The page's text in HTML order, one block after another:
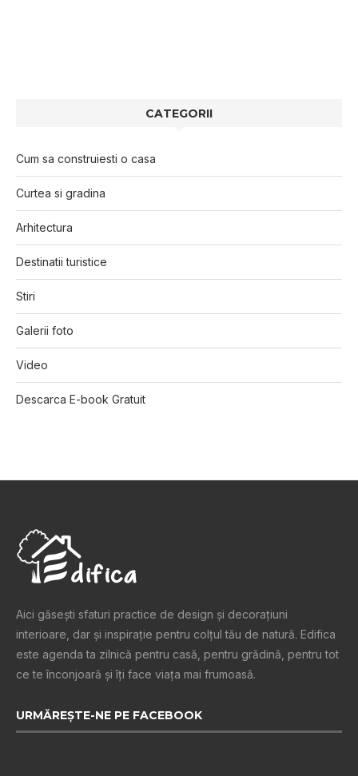
CATEGORII
Cum sa construiesti o casa
Curtea si gradina
Arhitectura
Destinatii turistice
Stiri
Galerii foto
Video
Descarca E-book Gratuit
Aici găsești sfaturi practice de design şi decoraţiuni
interioare, dar și inspiraţie pentru colţul tău de natură. Edifica
este agenda ta zilnică pentru casă, pentru grădină, pentru tot
ce te înconjoară şi îţi face viaţa mai frumoasă.
URMĂREȘTE-NE PE FACEBOOK